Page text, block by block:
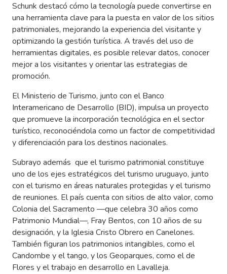
Schunk destacó cómo la tecnología puede convertirse en
una herramienta clave para la puesta en valor de los sitios
patrimoniales, mejorando la experiencia del visitante y
optimizando la gestión turística. A través del uso de
herramientas digitales, es posible relevar datos, conocer
mejor a los visitantes y orientar las estrategias de
promoción.
El Ministerio de Turismo, junto con el Banco
Interamericano de Desarrollo (BID), impulsa un proyecto
que promueve la incorporación tecnológica en el sector
turístico, reconociéndola como un factor de competitividad
y diferenciación para los destinos nacionales.
Subrayo además que el turismo patrimonial constituye
uno de los ejes estratégicos del turismo uruguayo, junto
con el turismo en áreas naturales protegidas y el turismo
de reuniones. El país cuenta con sitios de alto valor, como
Colonia del Sacramento —que celebra 30 años como
Patrimonio Mundial—, Fray Bentos, con 10 años de su
designación, y la Iglesia Cristo Obrero en Canelones.
También figuran los patrimonios intangibles, como el
Candombe y el tango, y los Geoparques, como el de
Flores y el trabajo en desarrollo en Lavalleja.